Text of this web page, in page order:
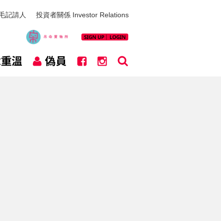
記請人 投資者關係 Investor Relations